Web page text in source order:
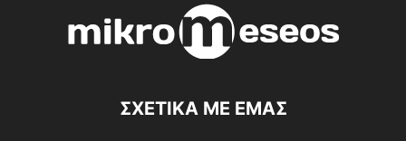
ΣΧΕΤΙΚΑ ΜΕ ΕΜΑΣ